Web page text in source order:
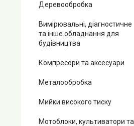
Деревообробка
Вимірювальні, діагностичне
та інше обладнання для
будівництва
Компресори та аксесуари
Металообробка
Мийки високого тиску
Мотоблоки, культиватори та